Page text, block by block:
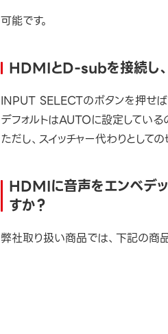
可能です。
HDMIとD-subを接続し、
INPUT SELECTのボタンを押
デフォルトはAUTOに設定している
ただし、スイッチャー代わりとして
HDMIに音声をエンベデ
すか？
弊社取り扱い商品では、下記の商